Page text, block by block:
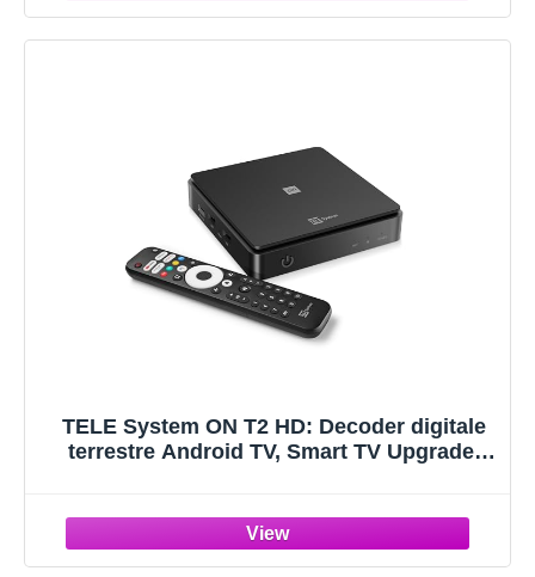
TELE System ON T2 HD: Decoder digitale
terrestre Android TV, Smart TV Upgrade,